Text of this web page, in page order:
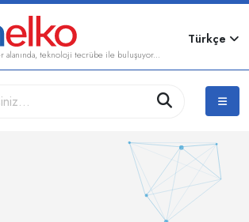
alanında, teknoloji tecrübe ile buluşuyor...
Türkçe